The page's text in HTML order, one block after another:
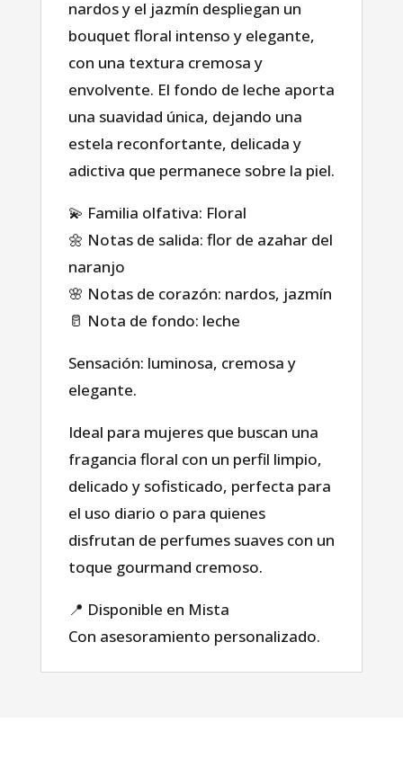
Casa
Tienda
sobre nosotros
Blog
nardos y el jazmín despliegan un
bouquet floral intenso y elegante,
con una textura cremosa y
envolvente. El fondo de leche aporta
una suavidad única, dejando una
estela reconfortante, delicada y
adictiva que permanece sobre la piel.
💫 Familia olfativa: Floral
🌼 Notas de salida: flor de azahar del
naranjo
🌸 Notas de corazón: nardos, jazmín
🥛 Nota de fondo: leche
Sensación: luminosa, cremosa y
elegante.
Ideal para mujeres que buscan una
fragancia floral con un perfil limpio,
delicado y sofisticado, perfecta para
el uso diario o para quienes
disfrutan de perfumes suaves con un
toque gourmand cremoso.
📍 Disponible en Mista
Con asesoramiento personalizado.